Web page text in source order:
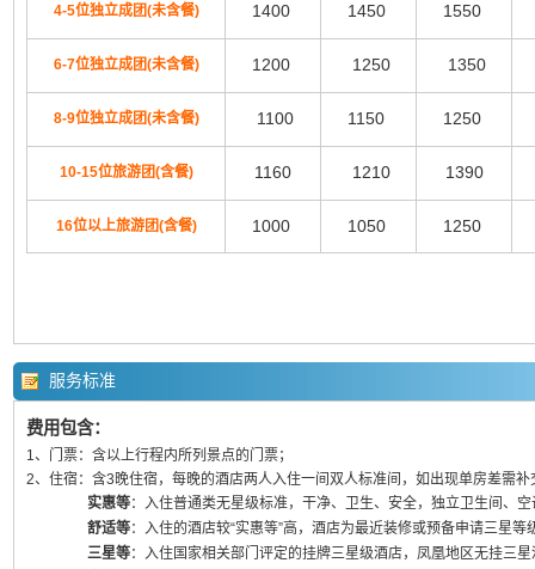
4-5位独立成团(未含餐) 1400 1450 1550
6-7位独立成团(未含餐) 1200 1250 1350
8-9位独立成团(未含餐) 1100 1150 1250
10-15位旅游团(含餐) 1160 1210 1390
16位以上旅游团(含餐) 1000 1050 1250
服务标准
费用包含：
1、门票：含以上行程内所列景点的门票；
2、住宿：含3晚住宿，每晚的酒店两人入住一间双人标准间，如出现单房差需
实惠等：入住普通类无星级标准，干净、卫生、安全，独立卫生间、
舒适等：入住的酒店较“实惠等”高，酒店为最近装修或预备申请三星等
三星等：入住国家相关部门评定的挂牌三星级酒店，凤凰地区无挂三